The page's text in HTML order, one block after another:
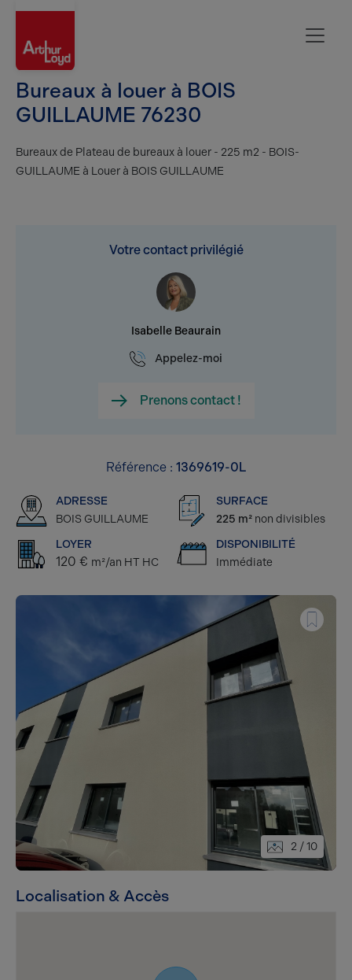
Bureaux à louer à BOIS
GUILLAUME 76230
Bureaux de Plateau de bureaux à louer - 225 m2 - BOIS-
GUILLAUME à Louer à BOIS GUILLAUME
Votre contact privilégié
Isabelle Beaurain
Appelez-moi
Prenons contact !
Référence : 1369619-0L
ADRESSE
BOIS GUILLAUME
SURFACE
225 m² non divisibles
LOYER
120 € m²/an HT HC
DISPONIBILITÉ
Immédiate
2 / 10
Localisation & Accès